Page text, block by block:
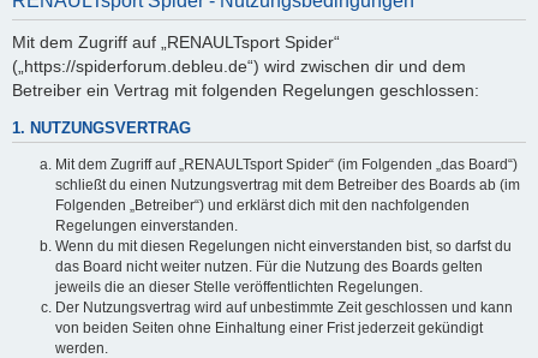
Mit dem Zugriff auf „RENAULTsport Spider“
(„https://spiderforum.debleu.de“) wird zwischen dir und dem
Betreiber ein Vertrag mit folgenden Regelungen geschlossen:
1. NUTZUNGSVERTRAG
Mit dem Zugriff auf „RENAULTsport Spider“ (im Folgenden „das Board“)
schließt du einen Nutzungsvertrag mit dem Betreiber des Boards ab (im
Folgenden „Betreiber“) und erklärst dich mit den nachfolgenden
Regelungen einverstanden.
Wenn du mit diesen Regelungen nicht einverstanden bist, so darfst du
das Board nicht weiter nutzen. Für die Nutzung des Boards gelten
jeweils die an dieser Stelle veröffentlichten Regelungen.
Der Nutzungsvertrag wird auf unbestimmte Zeit geschlossen und kann
von beiden Seiten ohne Einhaltung einer Frist jederzeit gekündigt
werden.